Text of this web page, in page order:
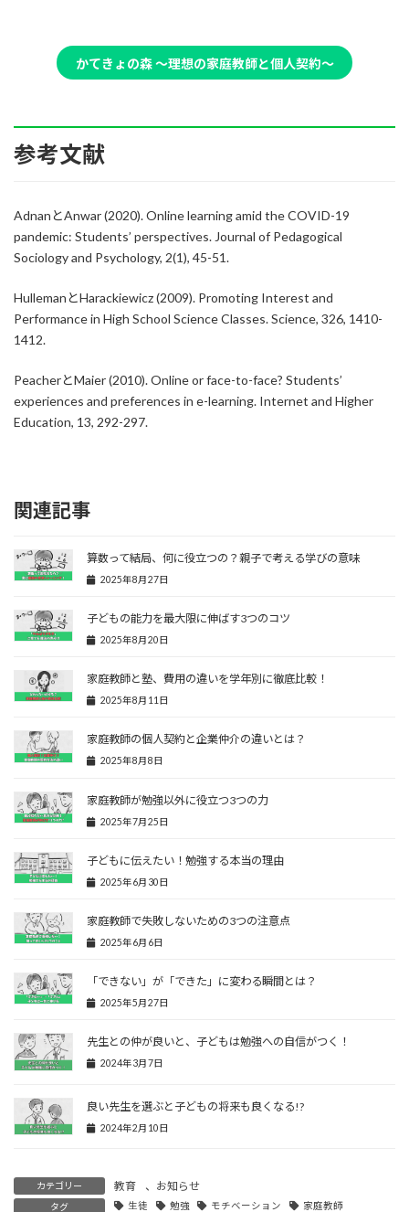
かてきょの森 〜理想の家庭教師と個人契約〜
参考文献
AdnanとAnwar (2020). Online learning amid the COVID-19
pandemic: Students’ perspectives. Journal of Pedagogical
Sociology and Psychology, 2(1), 45-51.
HullemanとHarackiewicz (2009). Promoting Interest and
Performance in High School Science Classes. Science, 326, 1410-
1412.
PeacherとMaier (2010). Online or face-to-face? Students’
experiences and preferences in e-learning. Internet and Higher
Education, 13, 292-297.
関連記事
算数って結局、何に役立つの？親子で考える学びの意味
2025年8月27日
子どもの能力を最大限に伸ばす3つのコツ
2025年8月20日
家庭教師と塾、費用の違いを学年別に徹底比較！
2025年8月11日
家庭教師の個人契約と企業仲介の違いとは？
2025年8月8日
家庭教師が勉強以外に役立つ3つの力
2025年7月25日
子どもに伝えたい！勉強する本当の理由
2025年6月30日
家庭教師で失敗しないための3つの注意点
2025年6月6日
「できない」が「できた」に変わる瞬間とは？
2025年5月27日
先生との仲が良いと、子どもは勉強への自信がつく！
2024年3月7日
良い先生を選ぶと子どもの将来も良くなる!?
2024年2月10日
カテゴリー 教育 、 お知らせ
タグ 生徒 勉強 モチベーション
家庭教師